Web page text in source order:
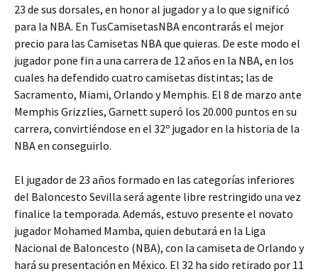
23 de sus dorsales, en honor al jugador y a lo que significó
para la NBA. En TusCamisetasNBA encontrarás el mejor
precio para las Camisetas NBA que quieras. De este modo el
jugador pone fin a una carrera de 12 años en la NBA, en los
cuales ha defendido cuatro camisetas distintas; las de
Sacramento, Miami, Orlando y Memphis. El 8 de marzo ante
Memphis Grizzlies, Garnett superó los 20.000 puntos en su
carrera, convirtiéndose en el 32º jugador en la historia de la
NBA en conseguirlo.
El jugador de 23 años formado en las categorías inferiores
del Baloncesto Sevilla será agente libre restringido una vez
finalice la temporada. Además, estuvo presente el novato
jugador Mohamed Mamba, quien debutará en la Liga
Nacional de Baloncesto (NBA), con la camiseta de Orlando y
hará su presentación en México. El 32 ha sido retirado por 11